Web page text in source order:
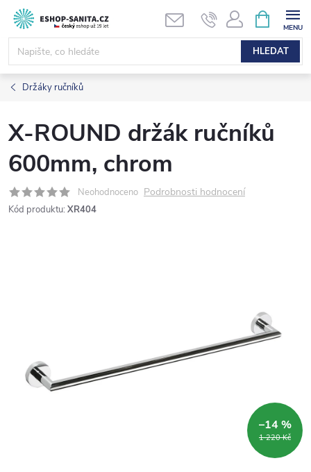
Přejít
obsah
HLEDAT
NÁKUPNÍ
KOŠÍK
Držáky ručníků
X-ROUND držák ručníků
600mm, chrom
Neohodnoceno Podrobnosti hodnocení
Kód produktu: XR404
1 220 Kč
–14 %